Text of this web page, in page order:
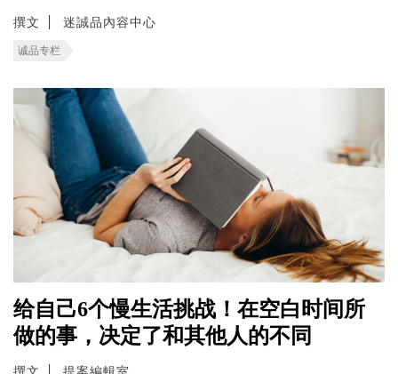
撰文 迷誠品內容中心
诚品专栏
给自己6个慢生活挑战！在空白时间所
做的事，决定了和其他人的不同
撰文 提案編輯室